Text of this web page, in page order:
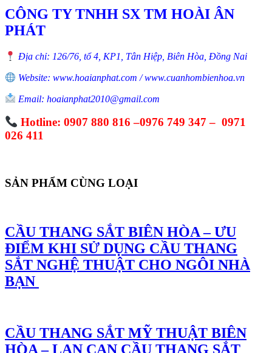
CÔNG TY TNHH SX TM HOÀI ÂN
PHÁT
Địa chỉ: 126/76, tổ 4, KP1, Tân Hiệp, Biên Hòa, Đồng Nai
Website: www.hoaianphat.com / www.cuanhombienhoa.vn
Email: hoaianphat2010@gmail.com
Hotline: 0907 880 816 –0976 749 347 – 0971
026 411
SẢN PHẨM CÙNG LOẠI
CẦU THANG SẮT BIÊN HÒA – ƯU
ĐIỂM KHI SỬ DỤNG CẦU THANG
SẮT NGHỆ THUẬT CHO NGÔI NHÀ
BẠN
CẦU THANG SẮT MỸ THUẬT BIÊN
HÒA – LAN CAN CẦU THANG SẮT